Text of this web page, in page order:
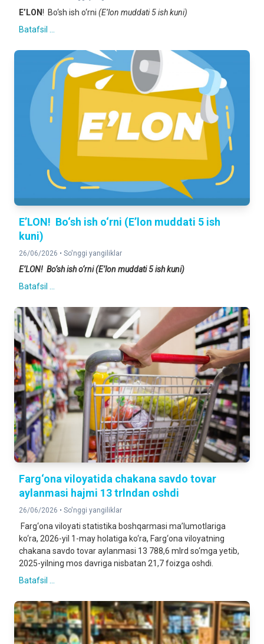
E’LON! Bo‘sh ish o‘rni (E’lon muddati 5 ish kuni)
Batafsil ...
E’LON! Bo‘sh ish o‘rni (E’lon muddati 5 ish
kuni)
26/06/2026 • So'nggi yangiliklar
E’LON! Bo‘sh ish o‘rni (E’lon muddati 5 ish kuni)
Batafsil ...
Farg‘ona viloyatida chakana savdo tovar
aylanmasi hajmi 13 trlndan oshdi
26/06/2026 • So'nggi yangiliklar
Farg‘ona viloyati statistika boshqarmasi ma’lumotlariga
ko‘ra, 2026-yil 1-may holatiga ko‘ra, Farg‘ona viloyatning
chakana savdo tovar aylanmasi 13 788,6 mlrd so‘mga yetib,
2025-yilning mos davriga nisbatan 21,7 foizga oshdi.
Batafsil ...